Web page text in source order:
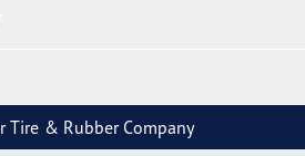
Tire & Rubber Company